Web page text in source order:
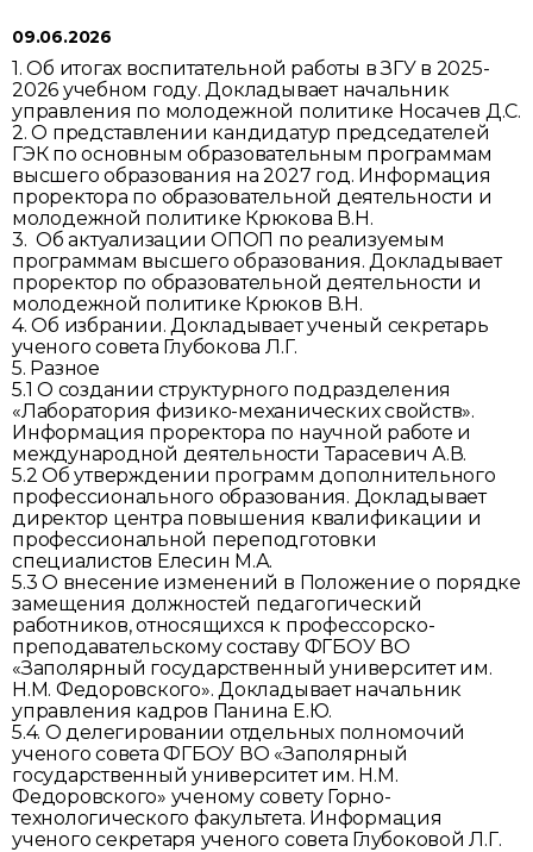
09.06.2026
1. Об итогах воспитательной работы в ЗГУ в 2025-
2026 учебном году. Докладывает начальник
управления по молодежной политике Носачев Д.С.
2. О представлении кандидатур председателей
ГЭК по основным образовательным программам
высшего образования на 2027 год. Информация
проректора по образовательной деятельности и
молодежной политике Крюкова В.Н.
3. Об актуализации ОПОП по реализуемым
программам высшего образования. Докладывает
проректор по образовательной деятельности и
молодежной политике Крюков В.Н.
4. Об избрании. Докладывает ученый секретарь
ученого совета Глубокова Л.Г.
5. Разное
5.1 О создании структурного подразделения
«Лаборатория физико-механических свойств».
Информация проректора по научной работе и
международной деятельности Тарасевич А.В.
5.2 Об утверждении программ дополнительного
профессионального образования. Докладывает
директор центра повышения квалификации и
профессиональной переподготовки
специалистов Елесин М.А.
5.3 О внесение изменений в Положение о порядке
замещения должностей педагогический
работников, относящихся к профессорско-
преподавательскому составу ФГБОУ ВО
«Заполярный государственный университет им.
Н.М. Федоровского». Докладывает начальник
управления кадров Панина Е.Ю.
5.4. О делегировании отдельных полномочий
ученого совета ФГБОУ ВО «Заполярный
государственный университет им. Н.М.
Федоровского» ученому совету Горно-
технологического факультета. Информация
ученого секретаря ученого совета Глубоковой Л.Г.